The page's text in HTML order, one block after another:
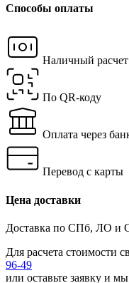
Способы оплаты
Наличный расчет
По QR-коду
Оплата через
Перевод с карты
Цена доставки
Доставка по СПб, ЛО и
Для расчета стоимости
96-49
или оставьте заявку и мы